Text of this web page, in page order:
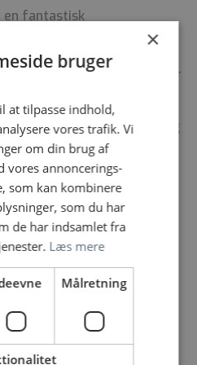
en fantastisk
os en ansøgning og dit
skal være
1. juli 2026 kl. 12. Samtaler
for relevant erfaring
siden.
på øen
medarbejdere her og læse
og livet på øen:
job-og-
er på mange måder
klipper, havets brusen
inden for kort
×
bruger
at tilpasse indhold,
vores trafik. Vi
om din brug af
vores annoncerings-
som kan kombinere
som du har
de har indsamlet fra
Læs mere
Målretning